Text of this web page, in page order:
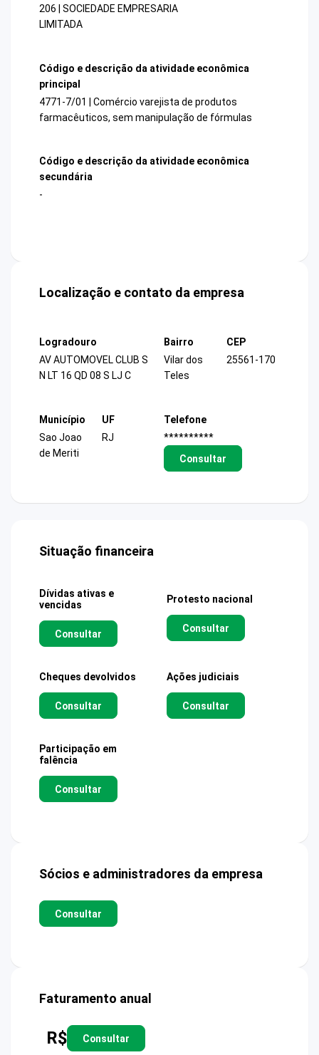
206 | SOCIEDADE EMPRESARIA
LIMITADA
Código e descrição da atividade econômica
principal
4771-7/01 | Comércio varejista de produtos
farmacêuticos, sem manipulação de fórmulas
Código e descrição da atividade econômica
secundária
-
Localização e contato da empresa
Logradouro
AV AUTOMOVEL CLUB S
N LT 16 QD 08 S LJ C
Bairro
Vilar dos
Teles
CEP
25561-170
Município
Sao Joao
de Meriti
UF
RJ
Telefone
**********
Consultar
Situação financeira
Dívidas ativas e
vencidas
Consultar
Protesto nacional
Consultar
Cheques devolvidos
Consultar
Ações judiciais
Consultar
Participação em
falência
Consultar
Sócios e administradores da empresa
Consultar
Faturamento anual
R$ Consultar